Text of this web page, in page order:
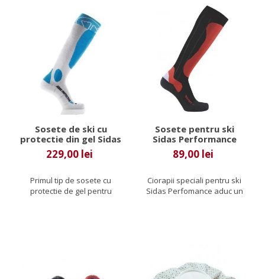
Sosete de ski cu
protectie din gel Sidas
229,00 lei
Primul tip de sosete cu
protectie de gel pentru
Sosete pentru ski
Sidas Performance
89,00 lei
Ciorapii speciali pentru ski
Sidas Perfomance aduc un